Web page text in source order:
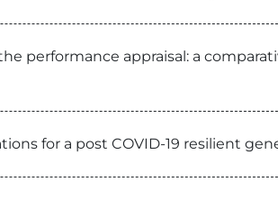
performance appraisal: a
for a post COVID-19 resilient